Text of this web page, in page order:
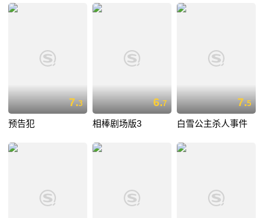
7.3
预告犯
6.7
相棒剧场版3
7.5
白雪公主杀人事件